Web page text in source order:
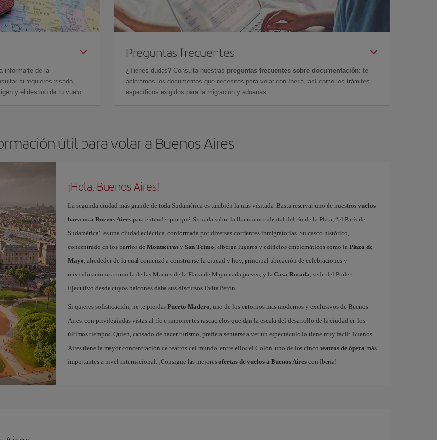
informarte de la
si requieres visado,
y el destino de tu vuelo.
Preguntas frecuentes
¿Tienes dudas? Consulta nuestras preguntas frecuentes sobre documentación: te
aclaramos los documentos que necesitas para volar con Iberia, así como los trámites
específicos exigidos para la migración y aduanas.
útil para volar a Buenos Aires
¡Hola, Buenos Aires!
La segunda ciudad más grande de toda Sudamérica es también la más visitada. Basta reservar uno de nuestros vuelos
baratos a Buenos Airespara entender por qué. Situada sobre la llanura occidental del río de la Plata, “el París de
Sudamérica” es una ciudad ecléctica, conformada por diversas corrientes inmigratorias. Su casco histórico,
concentrado en los barrios de Montserraty San Telmo, alberga lugares y edificios emblemáticos como la Plaza de
Mayo, alrededor de la cual comenzó a construirse la ciudad y hoy, principal ubicación de celebraciones y
reivindicaciones como la de las Madres de la Plaza de Mayo cada jueves, y la Casa Rosada, sede del Poder
Ejecutivo desde cuyos balcones daba sus discursos Evita Perón.
Si quieres sofisticación, no te pierdas Puerto Madero, uno de los entornos más modernos y exclusivos de Buenos
Aires, con privilegiadas vistas al río e imponentes rascacielos que dan la escala del desarrollo de la ciudad en los
últimos tiempos. Quien, cansado de hacer turismo, prefiera sentarse a ver un espectáculo lo tiene muy fácil: Buenos
Aires tiene la mayor concentración de teatros del mundo, entre ellos el Colón, uno de los cinco teatros de ópera más
importantes a nivel internacional. ¡Consigue las mejores ofertas de vuelos a Buenos Airescon Iberia!